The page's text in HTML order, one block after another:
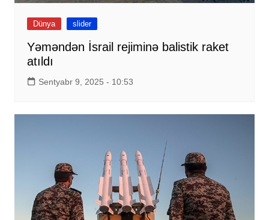
Dünya slider
Yəməndən İsrail rejiminə balistik raket
atıldı
Sentyabr 9, 2025 - 10:53